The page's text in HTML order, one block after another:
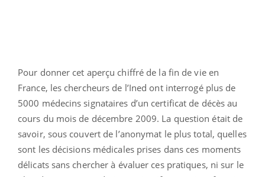
Pour donner cet aperçu chiffré de la fin de vie en
France, les chercheurs de l’Ined ont interrogé plus de
5000 médecins signataires d’un certificat de décès au
cours du mois de décembre 2009. La question était de
savoir, sous couvert de l’anonymat le plus total, quelles
sont les décisions médicales prises dans ces moments
délicats sans chercher à évaluer ces pratiques, ni sur le